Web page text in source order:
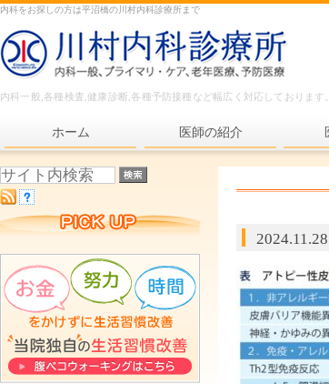
内科をお探しの方は平沼橋の川村内科診療所まで
内科一般,各種検査,健康診断,各種予防接種など幅広く対応しております。
ホーム 医師の紹介